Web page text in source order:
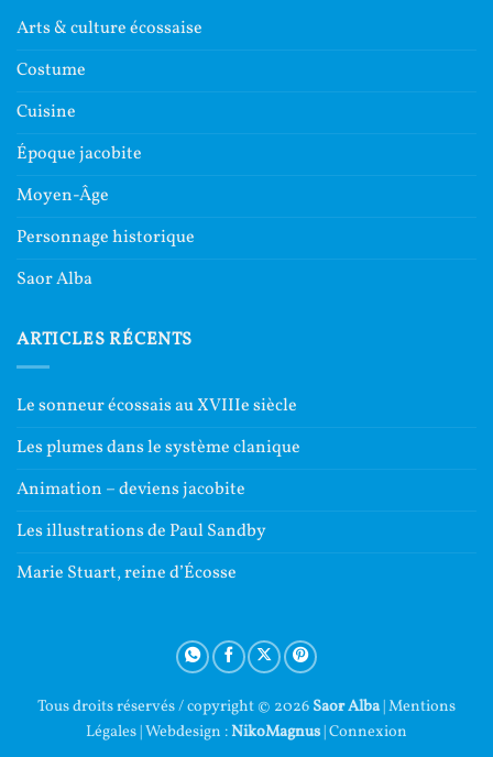
Arts & culture écossaise
Costume
Cuisine
Époque jacobite
Moyen-Âge
Personnage historique
Saor Alba
ARTICLES RÉCENTS
Le sonneur écossais au XVIIIe siècle
Les plumes dans le système clanique
Animation – deviens jacobite
Les illustrations de Paul Sandby
Marie Stuart, reine d’Écosse
Tous droits réservés / copyright © 2026 Saor Alba|Mentions
Légales| Webdesign :NikoMagnus|Connexion